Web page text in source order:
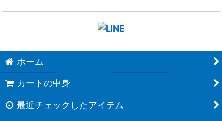
ホーム
カートの中身
最近チェックしたアイテム